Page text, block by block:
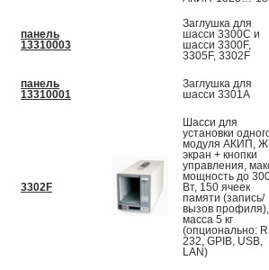
панель
13310003
Заглушка для
шасси 3300C и
шасси 3300F,
3305F, 3302F
панель
13310001
Заглушка для
шасси 3301A
3302F
Шасси для
установки
модуля АКИП,
экран + кнопки
управления,
мощность до
Вт, 150 ячеек
памяти (запись/
вызов профиля),
масса 5 кг
(опционально:
232, GPIB, USB,
LAN)